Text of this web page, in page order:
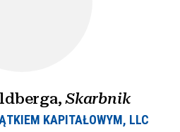
Skarbnik
KAPITAŁOWYM, LLC